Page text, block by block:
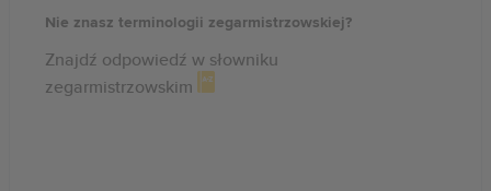
Nie znasz terminologii zegarmistrzowskiej?
Znajdź odpowiedź w słowniku
zegarmistrzowskim